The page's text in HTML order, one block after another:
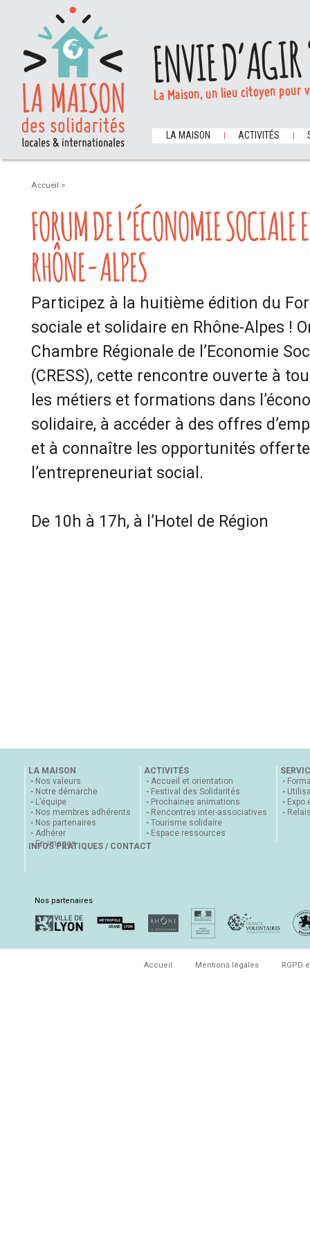
ENVIE
La Maison, un lieu citoyen
LA MAISON ACTIVITÉS
Accueil >
FORUM DE L’ÉCONOMIE SOCIALE
RHÔNE-ALPES
Participez à la huitième édition du
sociale et solidaire en Rhône-Alpes !
Chambre Régionale de l’Economie
(CRESS), cette rencontre ouverte à
les métiers et formations dans
solidaire, à accéder à des offres
et à connaître les opportunités
l’entrepreneuriat social.
De 10h à 17h, à l’Hotel de Région
LA MAISON
Nos valeurs
Notre démarche
L’équipe
Nos membres adhérents
Nos partenaires
Adhérer
En images
ACTIVITÉS
Accueil et orientation
Festival des Solidarités
Prochaines animations
Rencontres inter-associatives
Tourisme solidaire
Espace ressources
Expo
INFOS PRATIQUES / CONTACT
Nos partenaires
Accueil Mentions légales RGPD